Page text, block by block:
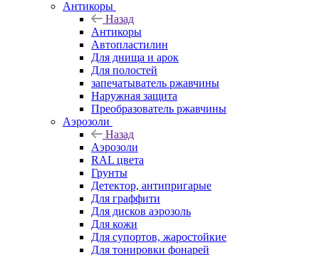
Антикоры
Назад
Антикоры
Автопластилин
Для днища и арок
Для полостей
запечатыватель ржавчины
Наружная защита
Преобразователь ржавчины
Аэрозоли
Назад
Аэрозоли
RAL цвета
Грунты
Детектор, антипригарые
Для граффити
Для дисков аэрозоль
Для кожи
Для супортов, жаростойкие
Для тонировки фонарей